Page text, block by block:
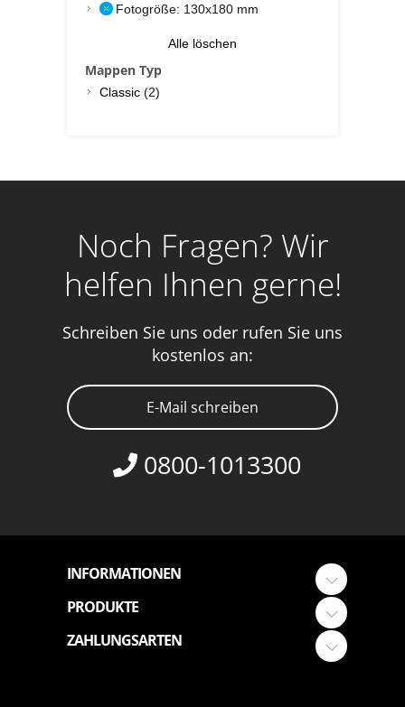
Fotogröße: 130x180 mm
Alle löschen
Mappen Typ
Classic (2)
Noch Fragen? Wir
helfen Ihnen gerne!
Schreiben Sie uns oder rufen Sie uns
kostenlos an:
E-Mail schreiben
0800-1013300
INFORMATIONEN
PRODUKTE
ZAHLUNGSARTEN